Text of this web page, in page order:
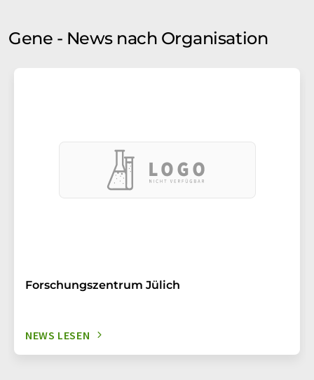
Gene - News nach Organisation
Forschungszentrum Jülich
NEWS LESEN